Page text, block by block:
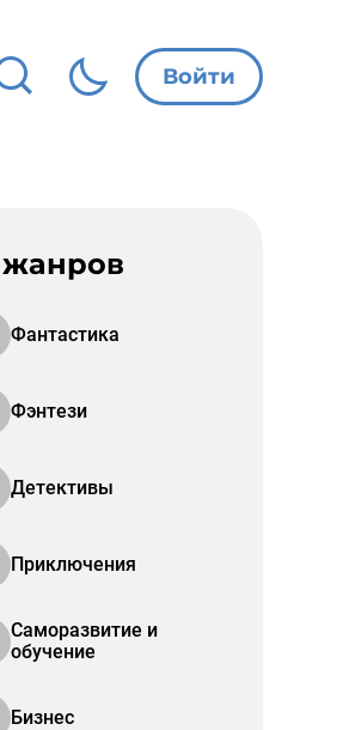
Войти
Фантастика
Фэнтези
Детективы
Приключения
Саморазвитие и
обучение
Бизнес